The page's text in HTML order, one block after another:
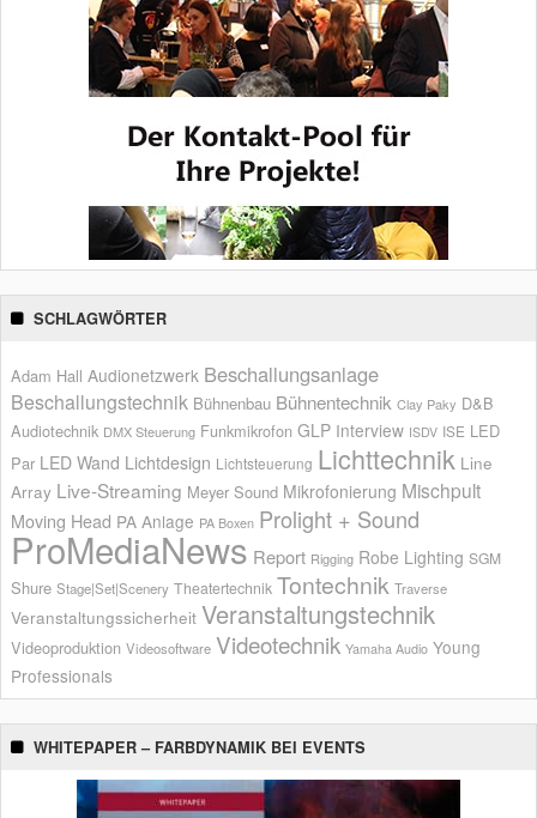
SCHLAGWÖRTER
Adam Hall Audionetzwerk Beschallungsanlage
Beschallungstechnik Bühnenbau Bühnentechnik Clay Paky D&B
Audiotechnik DMX Steuerung Funkmikrofon GLP Interview ISDV ISE LED
Par LED Wand Lichtdesign Lichtsteuerung Lichttechnik Line
Array Live-Streaming Meyer Sound Mikrofonierung Mischpult
Moving Head PA Anlage PA Boxen Prolight + Sound
ProMediaNews Report Rigging Robe Lighting SGM
Shure Stage|Set|Scenery Theatertechnik Tontechnik Traverse
Veranstaltungssicherheit Veranstaltungstechnik
Videoproduktion Videosoftware Videotechnik Yamaha Audio Young
Professionals
WHITEPAPER – FARBDYNAMIK BEI EVENTS